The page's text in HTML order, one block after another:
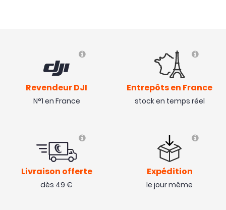
Revendeur DJI
N°1 en France
Entrepôts en France
stock en temps réel
Livraison offerte
dès 49 €
Expédition
le jour même